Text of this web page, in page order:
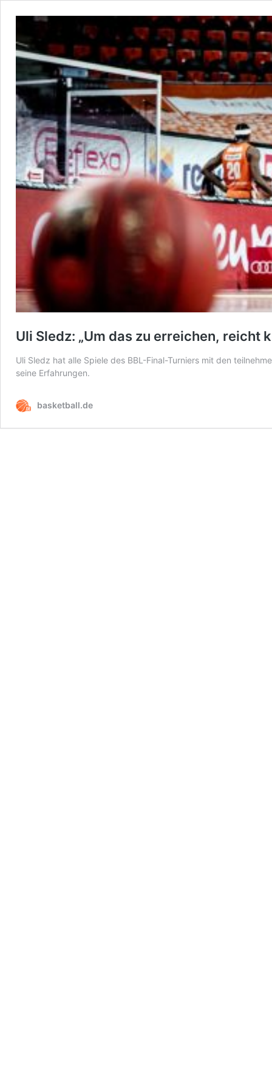
Uli Sledz: „Um das zu erreichen, reicht
Uli Sledz hat alle Spiele des BBL-Final-Turniers mit den
seine Erfahrungen.
basketball.de